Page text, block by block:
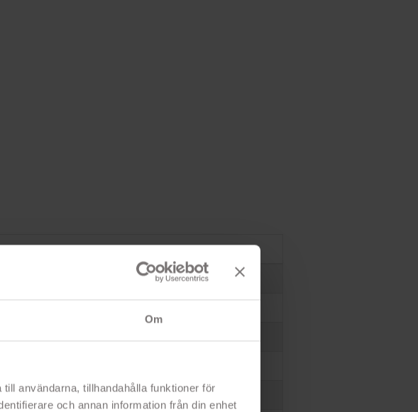
Om
användarna, tillhandahålla funktioner för
och annan information från din enhet
GHz